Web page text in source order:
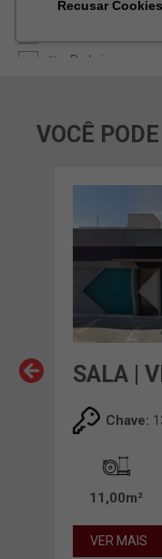
VOCÊ
SALA |
Chave:
11,00m²
VER MAIS